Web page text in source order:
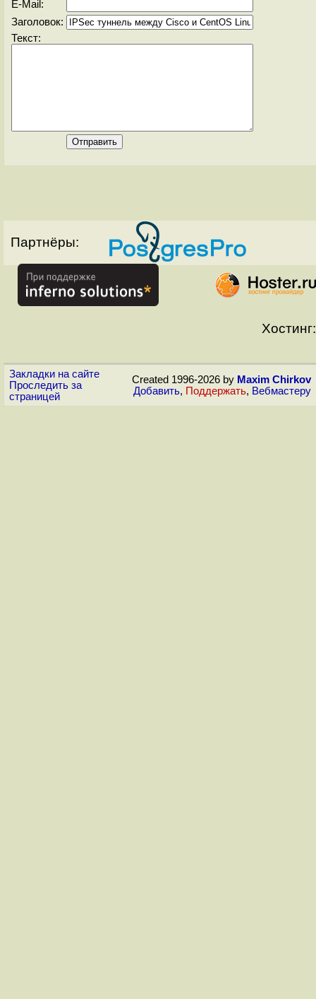
E-Mail:
Заголовок:
Текст:
Партнёры:
Хостинг:
Закладки на сайте
Проследить за
страницей
Created 1996-2026 by Maxim Chirkov
Добавить, Поддержать, Вебмастеру